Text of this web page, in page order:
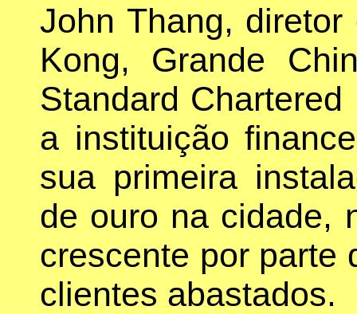
John Thang,
Kong, Grande
Standard
a instituição
sua primeira
de ouro na cidade,
crescente por parte
clientes abastados.